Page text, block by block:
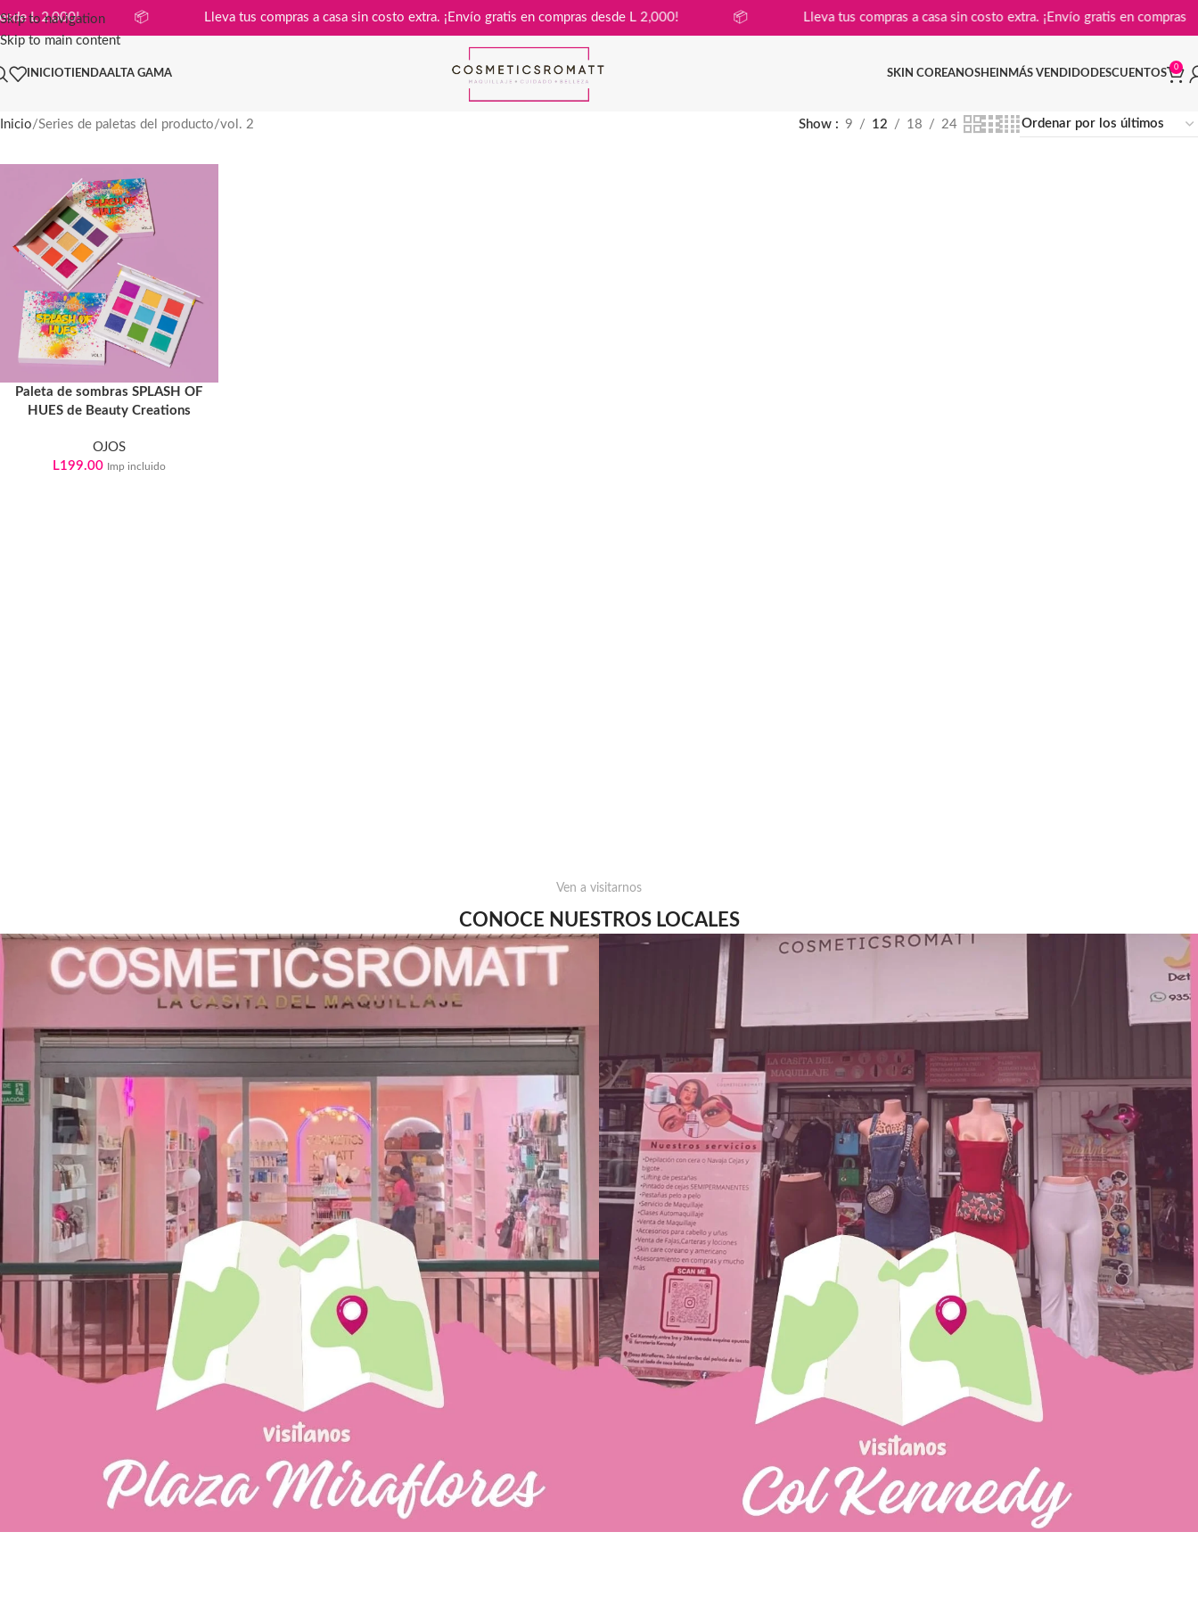
Skip to navigation
Skip to main content
desde L 2,000! Lleva tus compras a casa sin costo extra. ¡Envío gratis en compras desde L 2,000! Lleva tus compras a casa sin costo extra. ¡Envío gratis en
INICIOTIENDAALTA GAMA SKIN COREANOSHEIN MÁS VENDIDO DESCUENTOS
0
Inicio Series de paletas del producto vol. 2 Show 9 12 18 24
Paleta de sombras SPLASH OF
HUES de Beauty Creations
OJOS
L199.00 Imp incluido
Ven a visitarnos
CONOCE NUESTROS LOCALES